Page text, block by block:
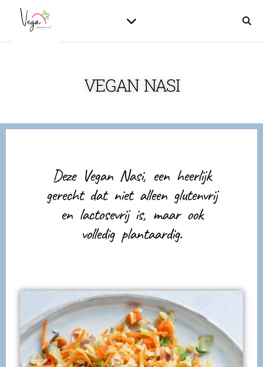
VEGAN NASI
Deze Vegan Nasi, een heerlijk
gerecht dat niet alleen glutenvrij
en lactosevrij is, maar ook
volledig plantaardig.